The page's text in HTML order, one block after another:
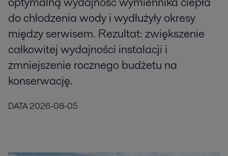
do chłodzenia wody i wydłużyły okresy
między serwisem. Rezultat: zwiększenie
całkowitej wydajności instalacji i
zmniejszenie rocznego budżetu na
konserwację.
DATA2026-08-05